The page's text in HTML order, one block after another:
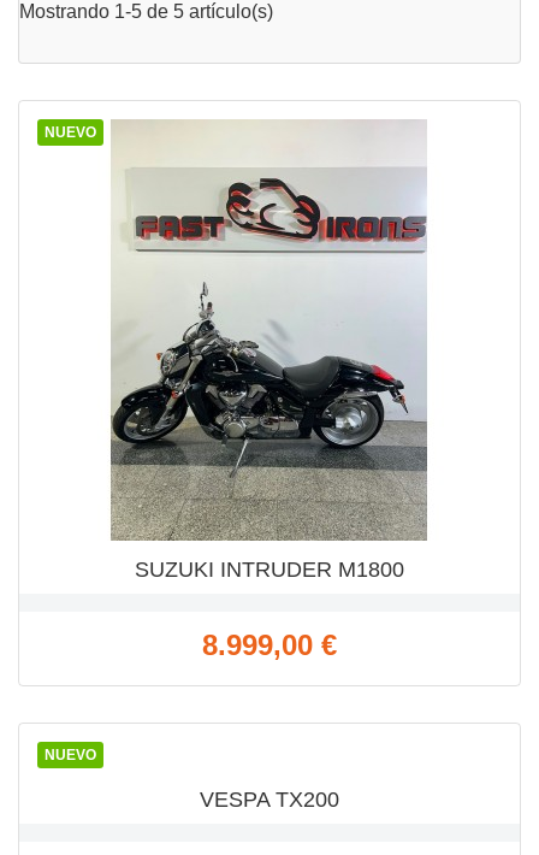
Mostrando 1-5 de 5 artículo(s)
NUEVO
SUZUKI INTRUDER M1800
Precio
8.999,00 €
NUEVO
VISTA RÁPIDA
VESPA TX200